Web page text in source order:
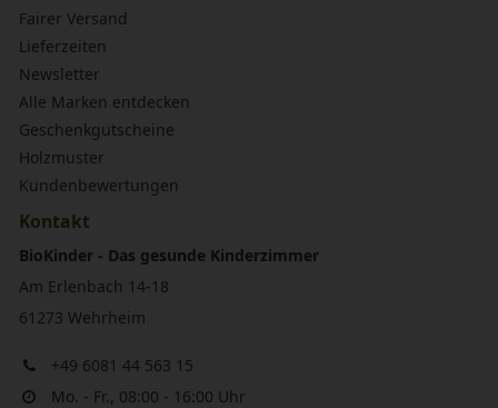
Fairer Versand
Lieferzeiten
Newsletter
Alle Marken entdecken
Geschenkgutscheine
Holzmuster
Kundenbewertungen
Kontakt
BioKinder - Das gesunde Kinderzimmer
Am Erlenbach 14-18
61273 Wehrheim
+49 6081 44 563 15
Mo. - Fr., 08:00 - 16:00 Uhr